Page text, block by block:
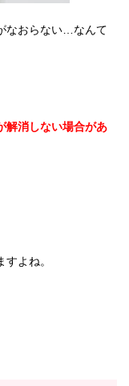
なおらない…なんて
解消しない場合があ
よね。